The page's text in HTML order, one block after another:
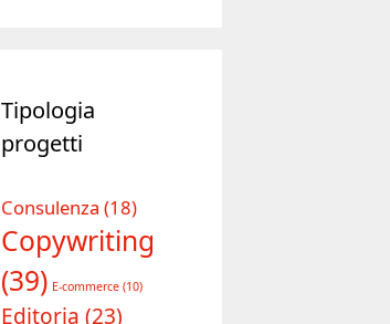
progetti
Consulenza
Copywriting
(39) E-commerce (10)
Editoria
Formazione (28)